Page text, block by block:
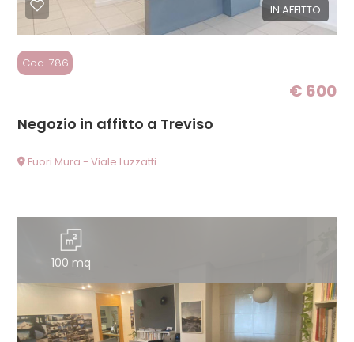
IN AFFITTO
Cod. 786
€ 600
Negozio in affitto a Treviso
Fuori Mura - Viale Luzzatti
100 mq